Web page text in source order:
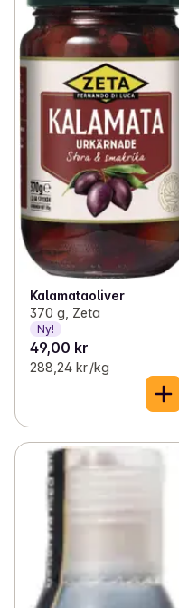
Kalamataoliver
370 g, Zeta
Ny!
49,00 kr
288,24 kr /kg